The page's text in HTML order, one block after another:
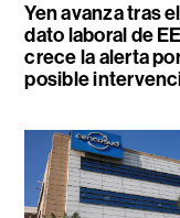
Yen avanza tras
dato laboral de
crece la alerta
posible